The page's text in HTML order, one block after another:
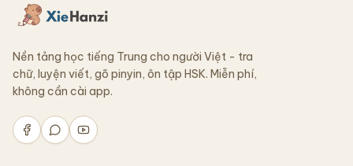
Nền tảng học tiếng Trung cho người Việt - tra
chữ, luyện viết, gõ pinyin, ôn tập HSK. Miễn phí,
không cần cài app.